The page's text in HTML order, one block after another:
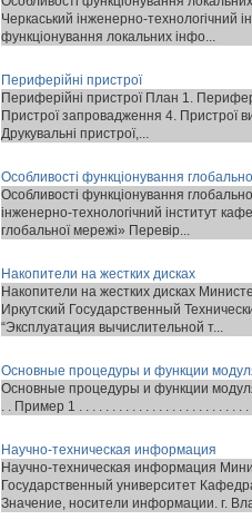
Черкаський інженерно-технологічний
функціонування локальних інфо...
Периферійні пристрої
Периферійні пристрої План 1.
Пристрої запровадження 4. Пристрої
Друкувальні пристрої,...
Особливості функціонування
Особливості функціонування
інженерно-технологічний інститут
глобальної мережі» Перевір...
Накопители на жестких дисках
Накопители на жестких дисках
Иркутский Государственный
“Эксплуатация вычислительной т...
Основные процедуры и функции
Основные процедуры и функции
. . Пример 1 . . . . . . . . . . . . . . . . . . . . . . . . .
Научно-техническая информация
Научно-техническая информация
Государственный университет
Значение, носители информации. г.